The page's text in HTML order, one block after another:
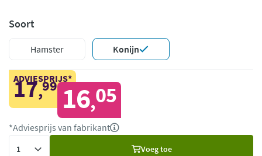
Soort
Hamster Konijn
ADVIESPRIJS*
17,99 16,05
*Adviesprijs van fabrikant
Voeg toe